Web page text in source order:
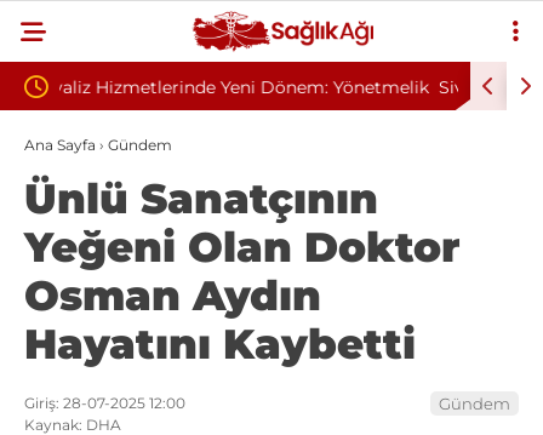
Yönetmelik Sivilce Sandı, Cilt Kanseri Çıktı: Ameliyattan 60
Dikişle Uyandı
Ana Sayfa › Gündem
Ünlü Sanatçının
Yeğeni Olan Doktor
Osman Aydın
Hayatını Kaybetti
Giriş: 28-07-2025 12:00
Kaynak: DHA
Gündem